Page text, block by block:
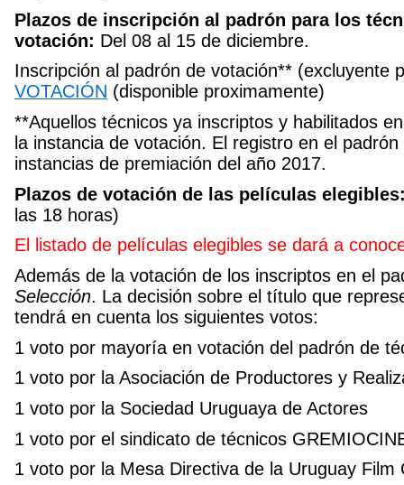
Plazos de inscripción al padrón para los
votación: Del 08 al 15 de diciembre.
Inscripción al padrón de votación** (excluyente
VOTACIÓN (disponible proximamente)
**Aquellos técnicos ya inscriptos y habilitados
la instancia de votación. El registro en el
instancias de premiación del año 2017.
Plazos de votación de las películas
las 18 horas)
El listado de películas elegibles se dará a
Además de la votación de los inscriptos en el
Selección. La decisión sobre el título que
tendrá en cuenta los siguientes votos:
1 voto por mayoría en votación del padrón de
1 voto por la Asociación de Productores y
1 voto por la Sociedad Uruguaya de Actores
1 voto por el sindicato de técnicos
1 voto por la Mesa Directiva de la Uruguay